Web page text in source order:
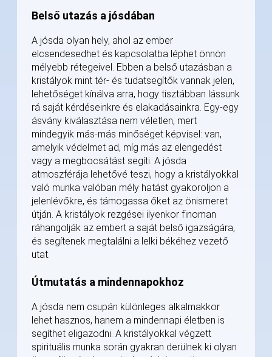
Belső utazás a jósdában
A jósda olyan hely, ahol az ember
elcsendesedhet és kapcsolatba léphet önnön
mélyebb rétegeivel. Ebben a belső utazásban a
kristályok mint tér- és tudatsegítők vannak jelen,
lehetőséget kínálva arra, hogy tisztábban lássunk
rá saját kérdéseinkre és elakadásainkra. Egy-egy
ásvány kiválasztása nem véletlen, mert
mindegyik más-más minőséget képvisel: van,
amelyik védelmet ad, míg más az elengedést
vagy a megbocsátást segíti. A jósda
atmoszférája lehetővé teszi, hogy a kristályokkal
való munka valóban mély hatást gyakoroljon a
jelenlévőkre, és támogassa őket az önismeret
útján. A kristályok rezgései ilyenkor finoman
ráhangolják az embert a saját belső igazságára,
és segítenek megtalálni a lelki békéhez vezető
utat.
Útmutatás a mindennapokhoz
A jósda nem csupán különleges alkalmakkor
lehet hasznos, hanem a mindennapi életben is
segíthet eligazodni. A kristályokkal végzett
spirituális munka során gyakran derülnek ki olyan